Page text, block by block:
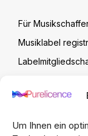
Um Ihnen ein
Für
Musiklabel
Artist Upload